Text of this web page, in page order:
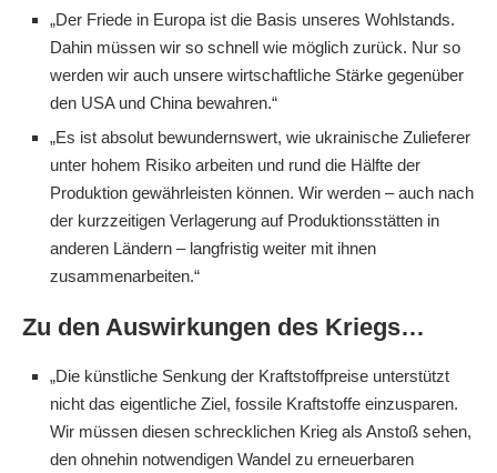
„Der Friede in Europa ist die Basis unseres Wohlstands.
Dahin müssen wir so schnell wie möglich zurück. Nur so
werden wir auch unsere wirtschaftliche Stärke gegenüber
den USA und China bewahren.“
„Es ist absolut bewundernswert, wie ukrainische Zulieferer
unter hohem Risiko arbeiten und rund die Hälfte der
Produktion gewährleisten können. Wir werden – auch nach
der kurzzeitigen Verlagerung auf Produktionsstätten in
anderen Ländern – langfristig weiter mit ihnen
zusammenarbeiten.“
Zu den Auswirkungen des Kriegs…
„Die künstliche Senkung der Kraftstoffpreise unterstützt
nicht das eigentliche Ziel, fossile Kraftstoffe einzusparen.
Wir müssen diesen schrecklichen Krieg als Anstoß sehen,
den ohnehin notwendigen Wandel zu erneuerbaren